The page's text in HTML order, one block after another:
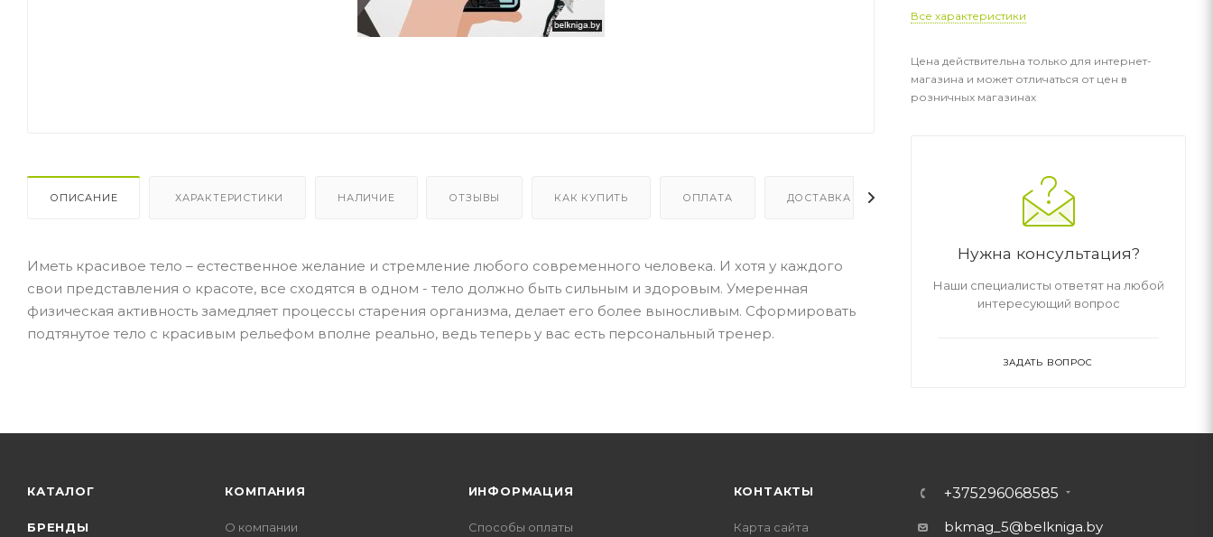
ОПИСАНИЕ ХАРАКТЕРИСТИКИ НАЛИЧИЕ ОТЗЫВЫ КАК КУПИТЬ ОПЛАТА ДОСТАВКА
Иметь красивое тело – естественное желание и стремление любого современного человека. И хотя у каждого
свои представления о красоте, все сходятся в одном - тело должно быть сильным и здоровым. Умеренная
физическая активность замедляет процессы старения организма, делает его более выносливым. Сформировать
подтянутое тело с красивым рельефом вполне реально, ведь теперь у вас есть персональный тренер.
Все характеристики
Цена действительна только для интернет-
магазина и может отличаться от цен в
розничных магазинах
Нужна консультация?
Наши специалисты ответят на любой
интересующий вопрос
ЗАДАТЬ ВОПРОС
КАТАЛОГ
БРЕНДЫ
КОМПАНИЯ
О компании
ИНФОРМАЦИЯ
Способы оплаты
КОНТАКТЫ
Карта сайта
+375296068585
bkmag_5@belkniga.by